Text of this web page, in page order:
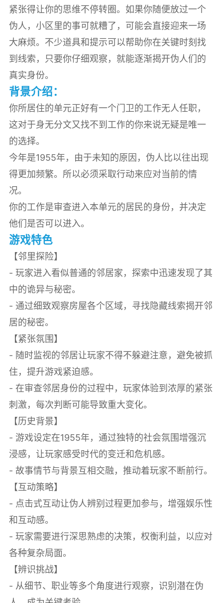
紧张得让你的思维不停转圈。如果你随便放过一个
伪人，小区里的事可就糟了，可能会直接迎来一场
大麻烦。不少道具和提示可以帮助你在关键时刻找
到线索，只要你仔细观察，就能逐渐揭开伪人们的
真实身份。
背景介绍：
你所居住的单元正好有一个门卫的工作无人任职，
这对于身无分文又找不到工作的你来说无疑是唯一
的选择。
今年是1955年，由于未知的原因，伪人比以往出现
得更加频繁。所以必须采取行动来应对当前的情
况。
你的工作是审查进入本单元的居民的身份，并决定
他们是否可以进入。
游戏特色
【邻里探险】
- 玩家进入看似普通的邻居家，探索中迅速发现了其
中的诡异与秘密。
- 通过细致观察房屋各个区域，寻找隐藏线索揭开邻
居的秘密。
【紧张氛围】
- 随时监视的邻居让玩家不得不躲避注意，避免被抓
住，提升游戏紧迫感。
- 在审查邻居身份的过程中，玩家体验到浓厚的紧张
刺激，每次判断可能导致重大变化。
【历史背景】
- 游戏设定在1955年，通过独特的社会氛围增强沉
浸感，让玩家感受时代的变迁和危机感。
- 故事情节与背景互相交融，推动着玩家不断前行。
【互动策略】
- 点击式互动让伪人辨别过程更加参与，增强娱乐性
和互动感。
- 玩家需要进行深思熟虑的决策，权衡利益，以应对
各种复杂局面。
【辨识挑战】
- 从细节、职业等多个角度进行观察，识别潜在伪